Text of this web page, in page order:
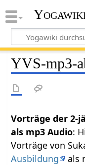
YVS-mp3-
Vorträge der 2-
als mp3 Audio:
Vorträge von
Ausbildung
als